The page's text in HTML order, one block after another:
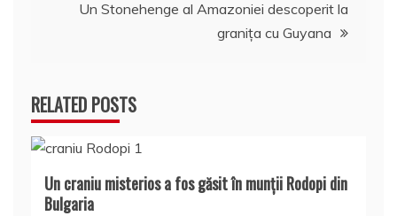
articoleUn Stonehenge al Amazoniei descoperit la
graniţa cu Guyana
RELATED POSTS
Un craniu misterios a fos găsit în munţii Rodopi din
Bulgaria